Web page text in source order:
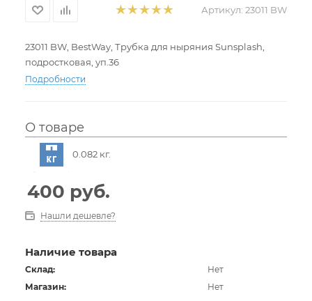
Артикул: 23011 BW
23011 BW, BestWay, Трубка для ныряния Sunsplash,
подростковая, уп.36
Подробности
О товаре
0.082 кг.
400 руб.
Нашли дешевле?
Наличие товара
Склад:
Нет
Магазин:
Нет